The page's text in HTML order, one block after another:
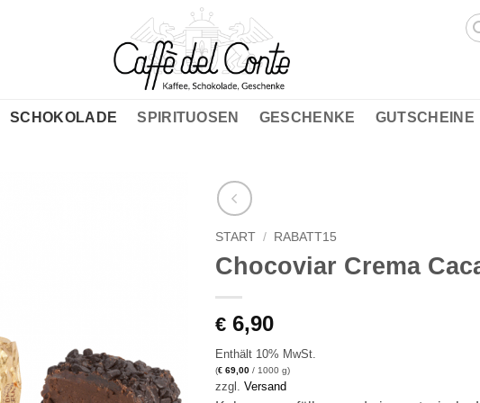
SCHOKOLADE SPIRITUOSEN GESCHENKE GUTSCHEINE
START / RABATT15
Chocoviar Crema
€ 6,90
Enthält 10% MwSt.
(€ 69,00 / 1000 g)
zzgl. Versand